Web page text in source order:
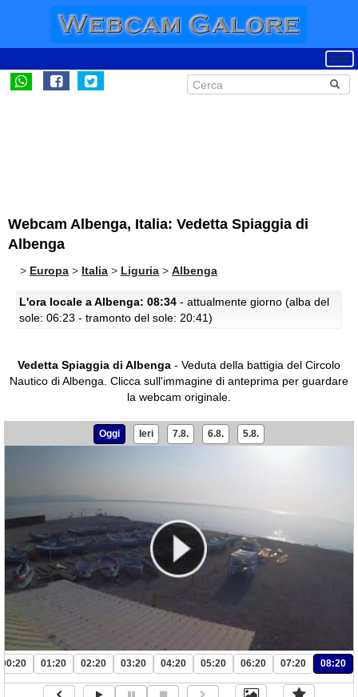
Webcam Albenga, Italia: Vedetta Spiaggia di
Albenga
> Europa > Italia > Liguria > Albenga
L'ora locale a Albenga: 08:34 - attualmente giorno (alba del
sole: 06:23 - tramonto del sole: 20:41)
Vedetta Spiaggia di Albenga - Veduta della battigia del Circolo
Nautico di Albenga. Clicca sull'immagine di anteprima per guardare
la webcam originale.
Oggi Ieri 7.8. 6.8. 5.8.
00:20 01:20 02:20 03:20 04:20 05:20 06:20 07:20 08:20